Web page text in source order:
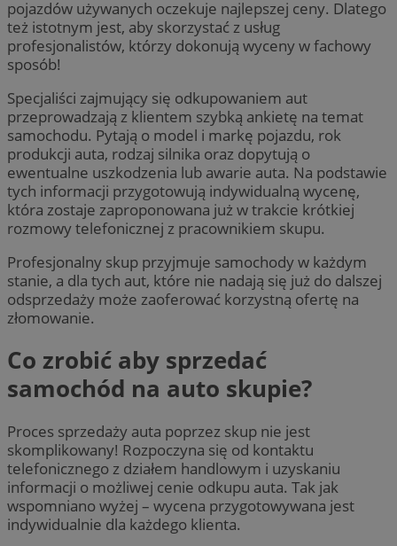
pojazdów używanych oczekuje najlepszej ceny. Dlatego
też istotnym jest, aby skorzystać z usług
profesjonalistów, którzy dokonują wyceny w fachowy
sposób!
Specjaliści zajmujący się odkupowaniem aut
przeprowadzają z klientem szybką ankietę na temat
samochodu. Pytają o model i markę pojazdu, rok
produkcji auta, rodzaj silnika oraz dopytują o
ewentualne uszkodzenia lub awarie auta. Na podstawie
tych informacji przygotowują indywidualną wycenę,
która zostaje zaproponowana już w trakcie krótkiej
rozmowy telefonicznej z pracownikiem skupu.
Profesjonalny skup przyjmuje samochody w każdym
stanie, a dla tych aut, które nie nadają się już do dalszej
odsprzedaży może zaoferować korzystną ofertę na
złomowanie.
Co zrobić aby sprzedać
samochód na auto skupie?
Proces sprzedaży auta poprzez skup nie jest
skomplikowany! Rozpoczyna się od kontaktu
telefonicznego z działem handlowym i uzyskaniu
informacji o możliwej cenie odkupu auta. Tak jak
wspomniano wyżej – wycena przygotowywana jest
indywidualnie dla każdego klienta.